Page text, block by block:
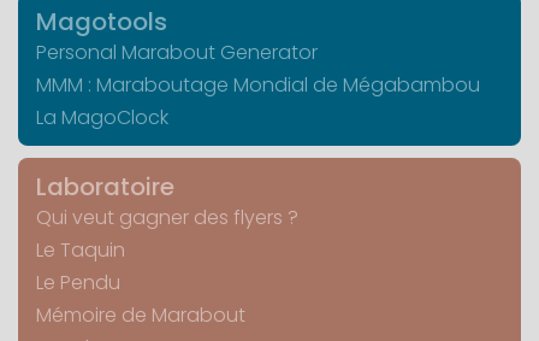
Magotools
Personal Marabout Generator
MMM : Maraboutage Mondial de Mégabambou
La MagoClock
Laboratoire
Qui veut gagner des flyers ?
Le Taquin
Le Pendu
Mémoire de Marabout